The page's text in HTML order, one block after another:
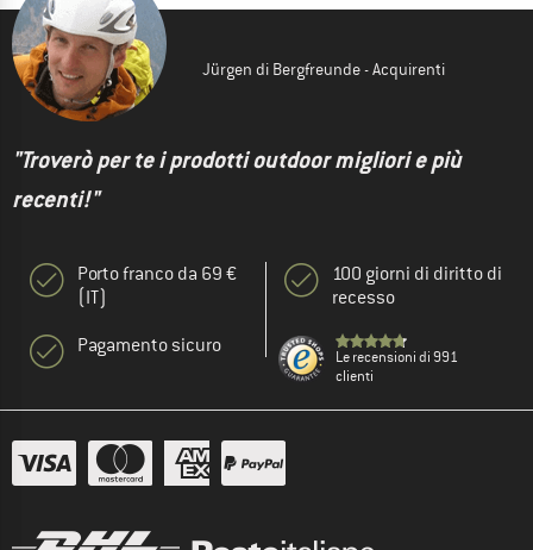
Jürgen di Bergfreunde - Acquirenti
"Troverò per te i prodotti outdoor migliori e più
recenti!"
Porto franco da 69 €
(IT)
Pagamento sicuro
100 giorni di diritto di
recesso
Le recensioni di 991
clienti